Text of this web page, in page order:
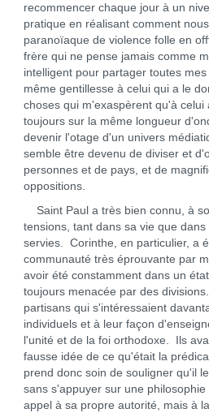
recommencer chaque jour à un
pratique en réalisant comment
paranoïaque de violence folle en
frère qui ne pense jamais comme
intelligent pour partager toutes
même gentillesse à celui qui a le
choses qui m'exaspèrent qu'à celui
toujours sur la même longueur
devenir l'otage d'un univers
semble être devenu de diviser et
personnes et de pays, et de
oppositions.
Saint Paul a très bien connu, à
tensions, tant dans sa vie que dans
servies. Corinthe, en particulier, a
communauté très éprouvante par
avoir été constamment dans un
toujours menacée par des
partisans qui s'intéressaient
individuels et à leur façon
l'unité et de la foi orthodoxe. Ils
fausse idée de ce qu'était la
prend donc soin de souligner qu'il
sans s'appuyer sur une
appel à sa propre autorité, mais à